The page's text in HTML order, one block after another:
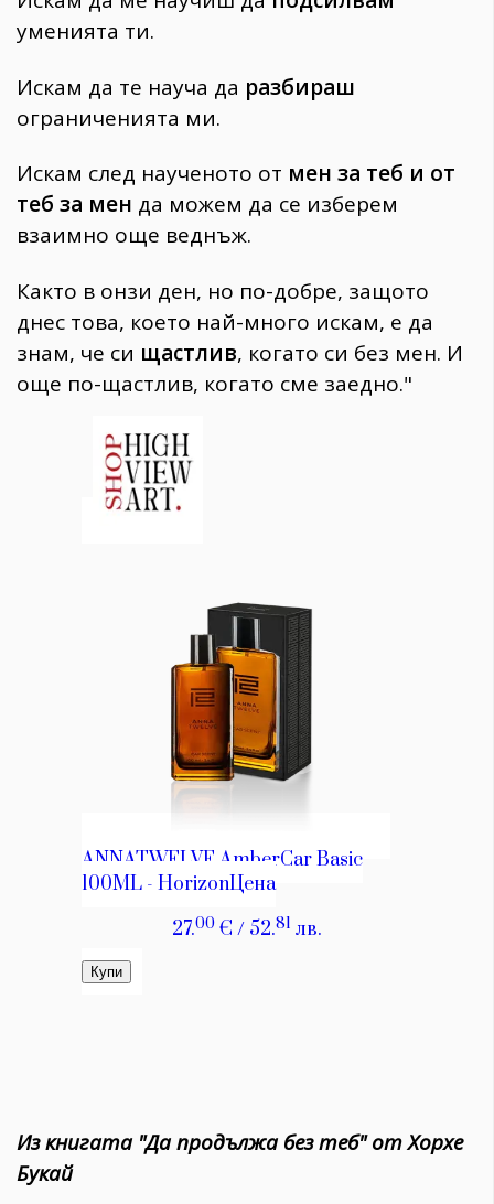
уменията ти.
Искам да те науча да разбираш
ограниченията ми.
Искам след наученото от мен за теб и от
теб за мен да можем да се изберем
взаимно още веднъж.
Както в онзи ден, но по-добре, защото
днес това, което най-много искам, е да
знам, че си щастлив, когато си без мен. И
още по-щастлив, когато сме заедно."
Из книгата "Да продължа без теб" от Хорхе
Букай